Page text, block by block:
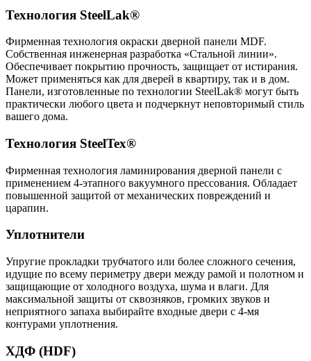
Технология SteelLak®
Фирменная технология окраски дверной панели MDF.
Собственная инженерная разработка «Стальной линии».
Обеспечивает покрытию прочность, защищает от истирания.
Может применяться как для дверей в квартиру, так и в дом.
Панели, изготовленные по технологии SteelLak® могут быть
практически любого цвета и подчеркнут неповторимый стиль
вашего дома.
Технология SteelTex®
Фирменная технология ламинирования дверной панели с
применением 4-этапного вакуумного прессования. Обладает
повышенной защитой от механических повреждений и
царапин.
Уплотнители
Упругие прокладки трубчатого или более сложного сечения,
идущие по всему периметру двери между рамой и полотном и
защищающие от холодного воздуха, шума и влаги. Для
максимальной защиты от сквозняков, громких звуков и
неприятного запаха выбирайте входные двери с 4-мя
контурами уплотнения.
ХДФ (HDF)